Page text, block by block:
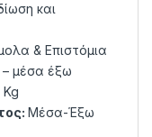
και
& Επιστόμια
μέσα έξω
Kg
: Μέσα-Έξω